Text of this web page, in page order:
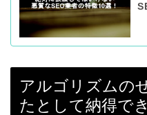
アルゴリズムの
たとして納得で